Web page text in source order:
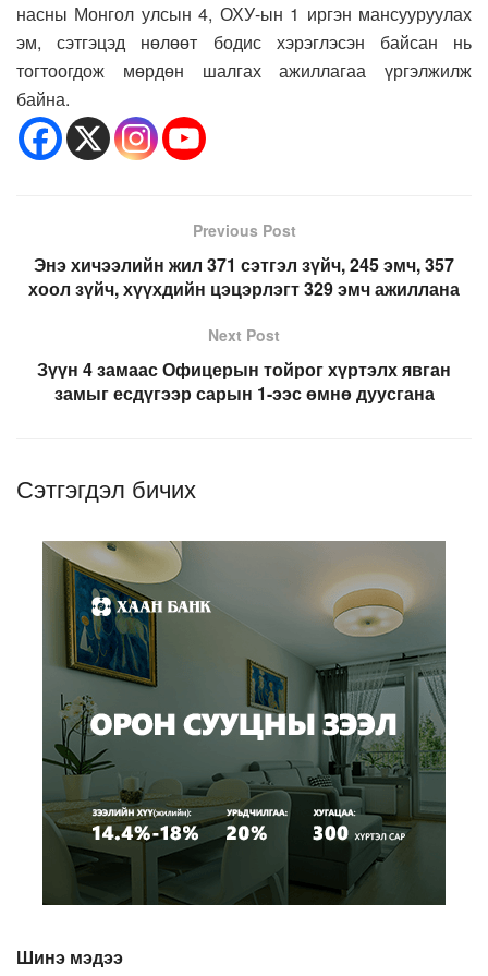
насны Монгол улсын 4, ОХУ-ын 1 иргэн мансууруулах
эм, сэтгэцэд нөлөөт бодис хэрэглэсэн байсан нь
тогтоогдож мөрдөн шалгах ажиллагаа үргэлжилж
байна.
Previous Post
Энэ хичээлийн жил 371 сэтгэл зүйч, 245 эмч, 357
хоол зүйч, хүүхдийн цэцэрлэгт 329 эмч ажиллана
Next Post
Зүүн 4 замаас Офицерын тойрог хүртэлх явган
замыг есдүгээр сарын 1-ээс өмнө дуусгана
Сэтгэгдэл бичих
Шинэ мэдээ